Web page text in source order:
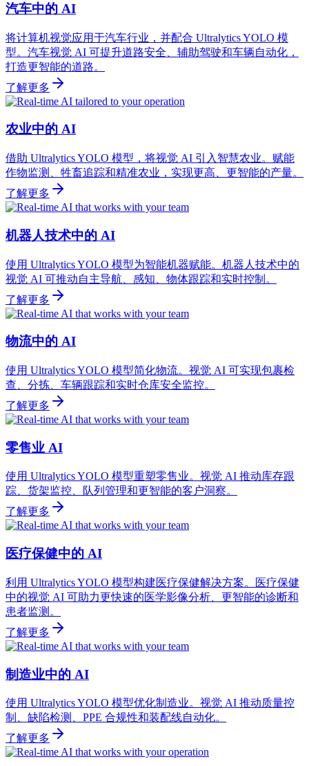
汽车中的 AI
将计算机视觉应用于汽车行业，并配合 Ultralytics YOLO 模
型。汽车视觉 AI 可提升道路安全、辅助驾驶和车辆自动化，
打造更智能的道路。
了解更多
农业中的 AI
借助 Ultralytics YOLO 模型，将视觉 AI 引入智慧农业。赋能
作物监测、牲畜追踪和精准农业，实现更高、更智能的产量。
了解更多
机器人技术中的 AI
使用 Ultralytics YOLO 模型为智能机器赋能。机器人技术中的
视觉 AI 可推动自主导航、感知、物体跟踪和实时控制。
了解更多
物流中的 AI
使用 Ultralytics YOLO 模型简化物流。视觉 AI 可实现包裹检
查、分拣、车辆跟踪和实时仓库安全监控。
了解更多
零售业 AI
使用 Ultralytics YOLO 模型重塑零售业。视觉 AI 推动库存跟
踪、货架监控、队列管理和更智能的客户洞察。
了解更多
医疗保健中的 AI
利用 Ultralytics YOLO 模型构建医疗保健解决方案。医疗保健
中的视觉 AI 可助力更快速的医学影像分析、更智能的诊断和
患者监测。
了解更多
制造业中的 AI
使用 Ultralytics YOLO 模型优化制造业。视觉 AI 推动质量控
制、缺陷检测、PPE 合规性和装配线自动化。
了解更多